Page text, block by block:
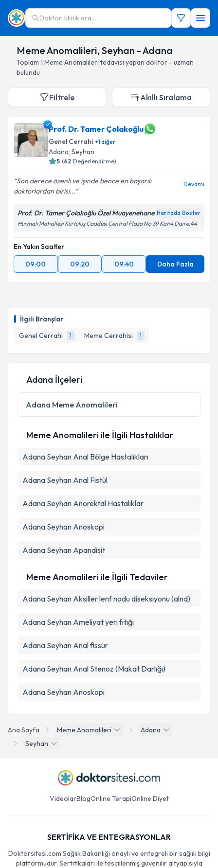
Doktor, klinik ara...
Meme Anomalileri, Seyhan - Adana
Toplam 1 Meme Anomalileri tedavisi yapan doktor - uzman
bulundu
İlgili Branşlar
Genel Cerrahi
1 Meme Cerrahisi 1
Filtrele Akıllı Sıralama
Prof. Dr. Tamer Çolakoğlu
Genel Cerrahi +1diğer
Adana, Seyhan
5 (62 Değerlendirme)
Son derece özenli ve işinde bence en başarılı
doktorlardan birisi...
Devamı
Prof. Dr. Tamer Çolakoğlu Özel Muayenehane Haritada Göster
Hurmalı Mahallesi Kurtuluş Caddesi Central Plaza No 39 Kat:4 Daire:44
En Yakın Saatler
09:00
09:20 09:40 Daha Fazla
Ana Sayfa Meme Anomalileri
Adana
Seyhan
Adana İlçeleri
Adana Meme Anomalileri
Meme Anomalileri ile İlgili Hastalıklar
Adana Seyhan Anal Bölge Hastalıkları
Adana Seyhan Anal Fistül
Adana Seyhan Anorektal Hastalıklar
Adana Seyhan Anoskopi
Adana Seyhan Apandisit
Meme Anomalileri ile İlgili Tedaviler
Adana Seyhan Aksiller lenf nodu diseksiyonu (alnd)
Adana Seyhan Ameliyat yeri fıtığı
Adana Seyhan Anal fissür
Adana Seyhan Anal Stenoz (Makat Darlığı)
Adana Seyhan Anoskopi
VideolarBlogOnline TerapiOnline Diyet
SERTİFİKA VE ENTEGRASYONLAR
Doktorsitesi.com Sağlık Bakanlığı onaylı ve entegreli bir sağlık bilgi
platformudur. Sertifikaları ile tescillenmiş güvenilir altyapısıyla